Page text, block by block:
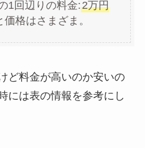
1回辺りの料金:2万円
価格はさまざま。
ど料金が高いのか安いの
には表の情報を参考にし